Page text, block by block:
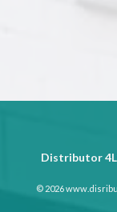
Distributor
© 2026